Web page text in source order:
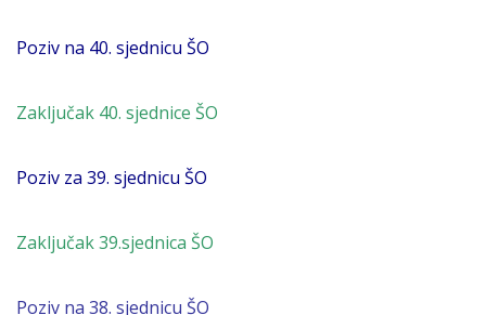
Poziv na 40. sjednicu ŠO
Zaključak 40. sjednice ŠO
Poziv za 39. sjednicu ŠO
Zaključak 39.sjednica ŠO
Poziv na 38. sjednicu ŠO